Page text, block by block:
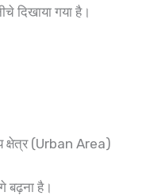
गया है।
क्षेत्र (Urban Area)
बढ़ना है।